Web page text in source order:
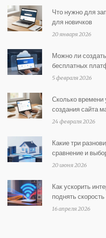
Что нужно для
для новичков
20 января 2026
Можно ли
бесплатных
5 февраля 2026
Сколько
создания сайта
24 февраля 2026
Какие три
сравнение и
20 июня 2026
Как ускорить
поднять скорость
16 апреля 2026